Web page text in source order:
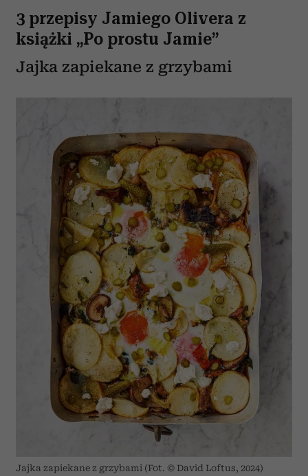
3 przepisy Jamiego Olivera z
książki „Po prostu Jamie”
Jajka zapiekane z grzybami
Jajka zapiekane z grzybami (Fot. © David Loftus, 2024)